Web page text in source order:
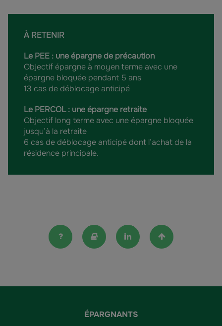
À RETENIR
Le PEE : une épargne de précaution
Objectif épargne à moyen terme avec une
épargne bloquée pendant 5 ans
13 cas de déblocage anticipé
Le PERCOL : une épargne retraite
Objectif long terme avec une épargne bloquée
jusqu’à la retraite
6 cas de déblocage anticipé dont l’achat de la
résidence principale.
FAQ Lexique Linkedin Haut de la
ÉPARGNANTS